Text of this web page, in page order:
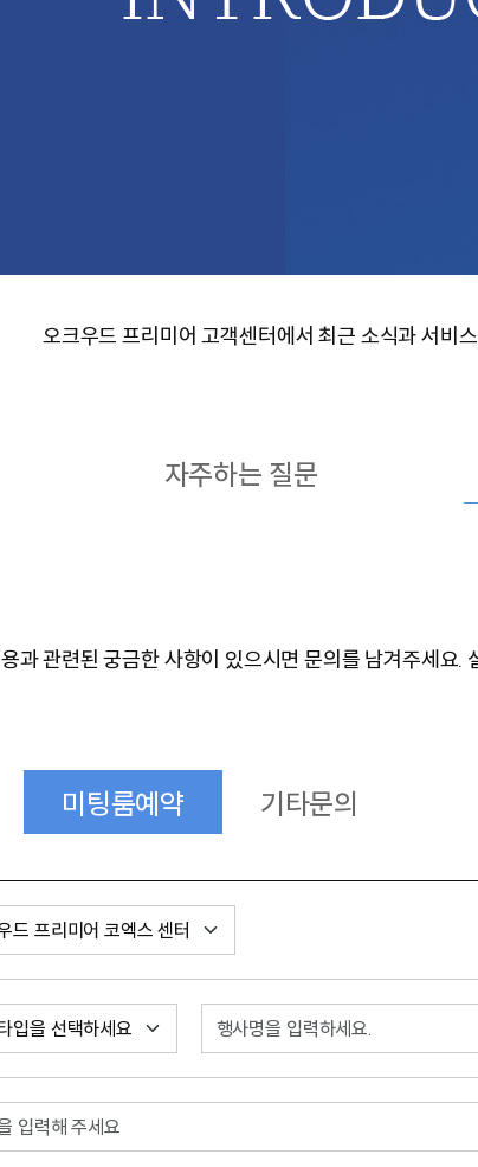
오크우드 프리미어 고객센터에서 최근 소식과 서비
자주하는 질문
과 관련된 궁금한 사항이 있으시면 문의를 남겨주세요
미팅룸예약 기타문의